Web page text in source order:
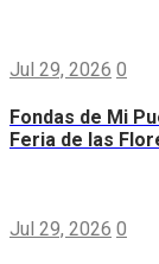
Jul 29, 2026 0
Fondas de Mi
Feria de las
Jul 29, 2026 0